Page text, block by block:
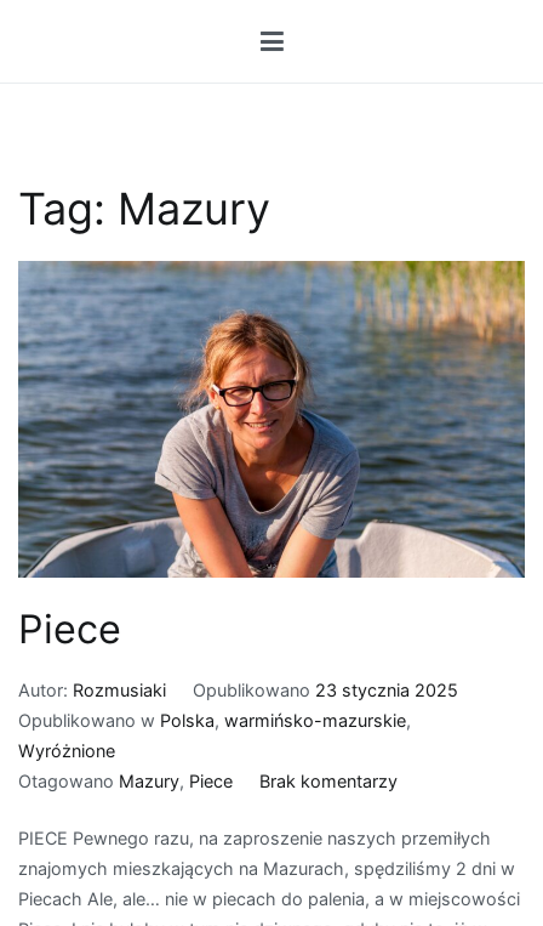
Tag: Mazury
Piece
Autor: Rozmusiaki Opublikowano 23 stycznia 2025
Opublikowano w Polska, warmińsko-mazurskie,
Wyróżnione
Otagowano Mazury, Piece Brak komentarzydo
PIECE Pewnego razu, na zaproszenie naszych przemiłych
znajomych mieszkających na Mazurach, spędziliśmy 2 dni w
Piecach Ale, ale… nie w piecach do palenia, a w miejscowości